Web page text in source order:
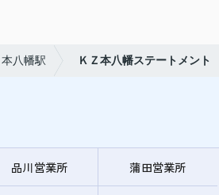
本八幡駅 ＫＺ本八幡ステートメント
品川営業所 蒲田営業所